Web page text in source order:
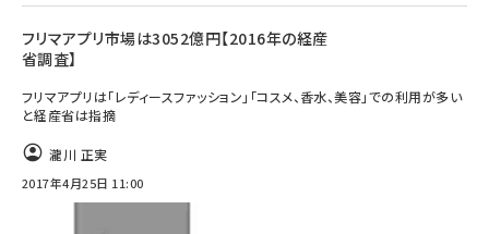
フリマアプリ市場は3052億円【2016年の経産
省調査】
フリマアプリは「レディースファッション」「コスメ、香水、美容」での利用が多い
と経産省は指摘
瀧川 正実
2017年4月25日 11:00